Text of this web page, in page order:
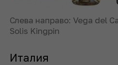
Слева направо: Vega del
Solis Kingpin
Италия